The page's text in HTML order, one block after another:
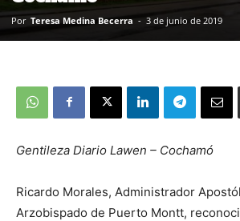
Por Teresa Medina Becerra - 3 de junio de 2019
Gentileza Diario Lawen – Cochamó
Ricardo Morales, Administrador
Arzobispado de Puerto Montt,